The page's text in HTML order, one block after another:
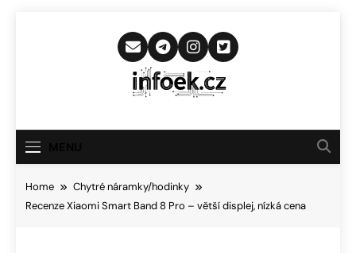
Infoek.cz
Novinkám
Home
Chytré náramky/hodinky
Recenze Xiaomi Smart Band 8 Pro – větší displej, nízká cena